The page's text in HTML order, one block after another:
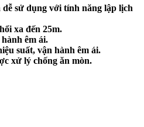
sử dụng với tính năng lập lịch
xa đến 25m.
êm ái.
suất, vận hành êm ái.
xử lý chống ăn mòn.